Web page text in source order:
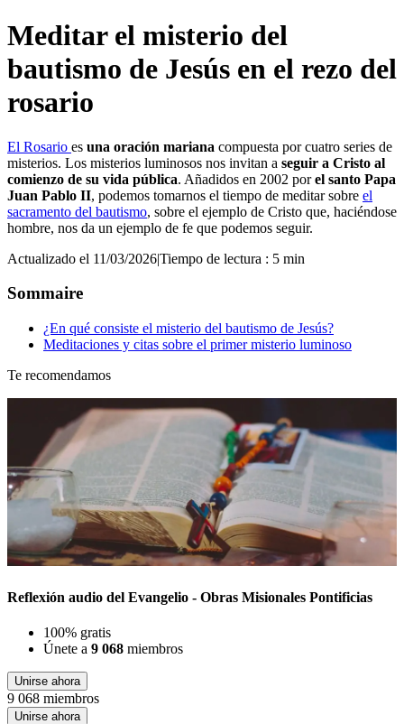
Meditar el misterio del
bautismo de Jesús en el rezo del
rosario
El Rosario es una oración mariana compuesta por cuatro series de
misterios. Los misterios luminosos nos invitan a seguir a Cristo al
comienzo de su vida pública. Añadidos en 2002 porel santo Papa
Juan Pablo II, podemos tomarnos el tiempo de meditar sobre el
sacramento del bautismo, sobre el ejemplo de Cristo que, haciéndose
hombre, nos da un ejemplo de fe que podemos seguir.
Actualizado el 11/03/2026|Tiempo de lectura : 5 min
Sommaire
¿En qué consiste el misterio del bautismo de Jesús?
Meditaciones y citas sobre el primer misterio luminoso
Te recomendamos
Reflexión audio del Evangelio - Obras Misionales Pontificias
100% gratis
Únete a 9 068 miembros
Unirse ahora
9 068 miembros
Unirse ahora